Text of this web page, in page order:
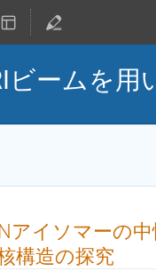
ームを用
アイソマーの
構造の探究